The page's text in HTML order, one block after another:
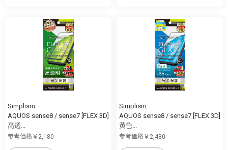
Simplism
AQUOS sense8 / sense7 [FLEX 3D]
高透...
参考価格￥2,180
Simplism
AQUOS sense8 / sense7 [FLEX 3D]
黄色...
参考価格￥2,480